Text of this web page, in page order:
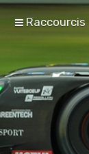
Raccourcis